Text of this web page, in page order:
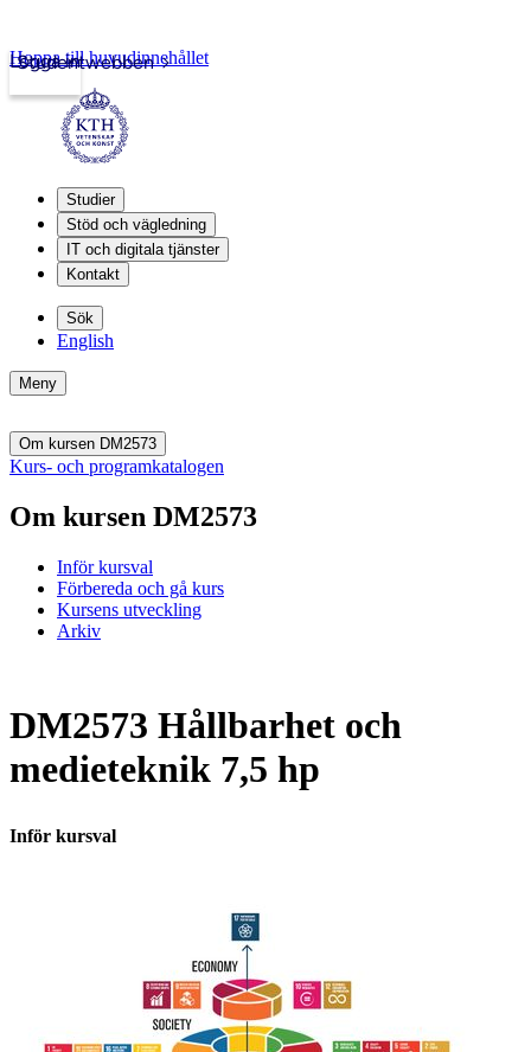
Studentwebben
Logga in
Hoppa till huvudinnehållet
Studier
Stöd och vägledning
IT och digitala tjänster
Kontakt
Sök
English
Meny
Om kursen DM2573
Kurs- och programkatalogen
Om kursen DM2573
Inför kursval
Förbereda och gå kurs
Kursens utveckling
Arkiv
DM2573 Hållbarhet och
medieteknik 7,5 hp
Inför kursval